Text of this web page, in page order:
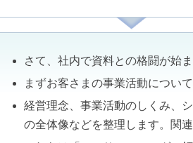
さて、社内で資料との格闘が始
まずお客さまの事業活動につい
経営理念、事業活動のしくみ、
の全体像などを整理します。関